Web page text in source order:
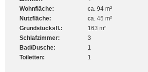
Wohnfläche:
ca. 94 m²
Nutzfläche:
ca. 45 m²
Grundstücksfl.:
163 m²
Schlafzimmer:
3
Bad/Dusche:
1
Toiletten:
1